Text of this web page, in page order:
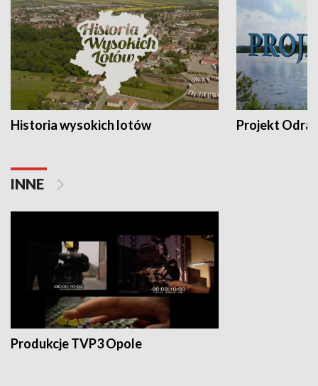
Historia wysokich lotów Projekt Odra
INNE
Produkcje TVP3 Opole